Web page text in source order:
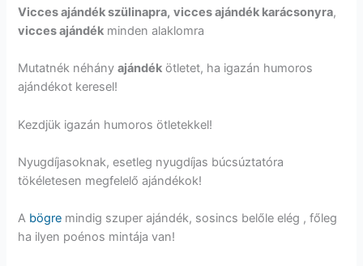
Vicces ajándék szülinapra, vicces ajándék karácsonyra,
vicces ajándék minden alaklomra
Mutatnék néhányajándék ötletet, ha igazán humoros
ajándékot keresel!
Kezdjük igazán humoros ötletekkel!
Nyugdíjasoknak, esetleg nyugdíjas búcsúztatóra
tökéletesen megfelelő ajándékok!
A bögre mindig szuper ajándék, sosincs belőle elég , főleg
ha ilyen poénos mintája van!